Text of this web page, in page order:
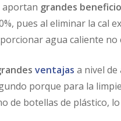
aportan grandes
pues al eliminar la cal
agua caliente
ventajas a nivel de
porque para la
de botellas de plástico,